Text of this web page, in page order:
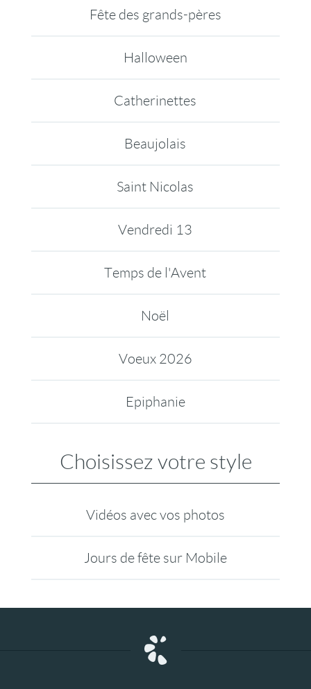
Fête des grands-pères
Halloween
Catherinettes
Beaujolais
Saint Nicolas
Vendredi 13
Temps de l'Avent
Noël
Voeux 2026
Epiphanie
Choisissez votre style
Vidéos avec vos photos
Jours de fête sur Mobile